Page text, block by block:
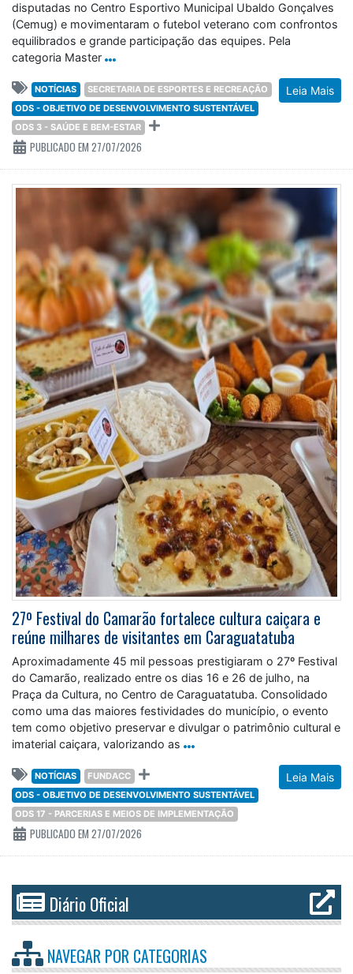
disputadas no Centro Esportivo Municipal Ubaldo Gonçalves
(Cemug) e movimentaram o futebol veterano com confrontos
equilibrados e grande participação das equipes. Pela
categoria Master
Leia Mais
NOTÍCIAS
SECRETARIA DE ESPORTES E RECREAÇÃO
ODS - OBJETIVO DE DESENVOLVIMENTO SUSTENTÁVEL
ODS 3 - SAÚDE E BEM-ESTAR
PUBLICADO EM 27/07/2026
27º Festival do Camarão fortalece cultura caiçara e
reúne milhares de visitantes em Caraguatatuba
Aproximadamente 45 mil pessoas prestigiaram o 27º Festival
do Camarão, realizado entre os dias 16 e 26 de julho, na
Praça da Cultura, no Centro de Caraguatatuba. Consolidado
como uma das maiores festividades do município, o evento
tem como objetivo preservar e divulgar o patrimônio cultural e
imaterial caiçara, valorizando as
Leia Mais
NOTÍCIAS
FUNDACC
ODS - OBJETIVO DE DESENVOLVIMENTO SUSTENTÁVEL
ODS 17 - PARCERIAS E MEIOS DE IMPLEMENTAÇÃO
PUBLICADO EM 27/07/2026
Diário Oficial
NAVEGAR POR CATEGORIAS